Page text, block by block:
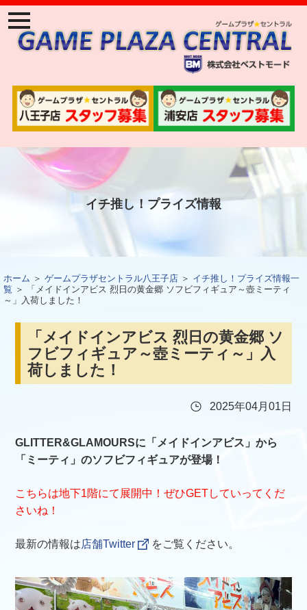
ナ
ビ
ゲ
ー
ン
メ
ニ
ュ
イチ推し！プライズ情報
ホーム ＞ ゲームプラザセントラル八王子店 ＞ イチ推し！プライズ情報一
覧 ＞ 「メイドインアビス 烈日の黄金郷 ソフビフィギュア～壺ミーティ
～」入荷しました！
「メイドインアビス 烈日の黄金郷 ソ
フビフィギュア～壺ミーティ～」入
荷しました！
2025年04月01日
GLITTER&GLAMOURSに「メイドインアビス」から
「ミーティ」のソフビフィギュアが登場！
こちらは地下1階にて展開中！ぜひGETしていってくだ
さいね！
最新の情報は店舗Twitter をご覧ください。